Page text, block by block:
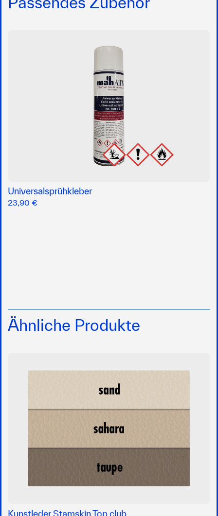
Universalsprühkleber
23,90 €
Ähnliche Produkte
Kunstleder Stamskin Top club